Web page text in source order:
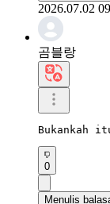
2026.07.02
곰블랑
Bukankah
0
Menulis